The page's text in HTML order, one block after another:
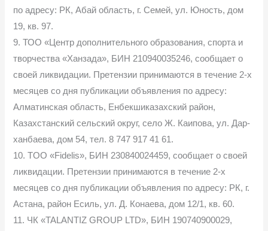
по адресу: РК, Абай область, г. Семей, ул. Юность, дом
19, кв. 97.
9. ТОО «Центр дополнительного образования, спорта и
творчества «Ханзада», БИН 210940035246, сообщает о
своей ликвидации. Претензии принимаются в течение 2-х
месяцев со дня публикации объявления по адресу:
Алматинская область, Енбекшиказахский район,
Казахстанский сельский округ, село Ж. Каипова, ул. Дар-
ханбаева, дом 54, тел. 8 747 917 41 61.
10. TOO «Fidelis», БИН 230840024459, сообщает о своей
ликвидации. Претензии принимаются в течение 2-х
месяцев со дня публикации объявления по адресу: РК, г.
Астана, район Есиль, ул. Д. Конаева, дом 12/1, кв. 60.
11. ЧК «TALANTIZ GROUP LTD», БИН 190740900029,